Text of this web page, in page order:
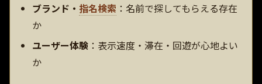
ブランド・ 指名検索 ：名前で探してもらえる存在
か
ユーザー体験 ：表示速度・滞在・回遊が心地よい
か